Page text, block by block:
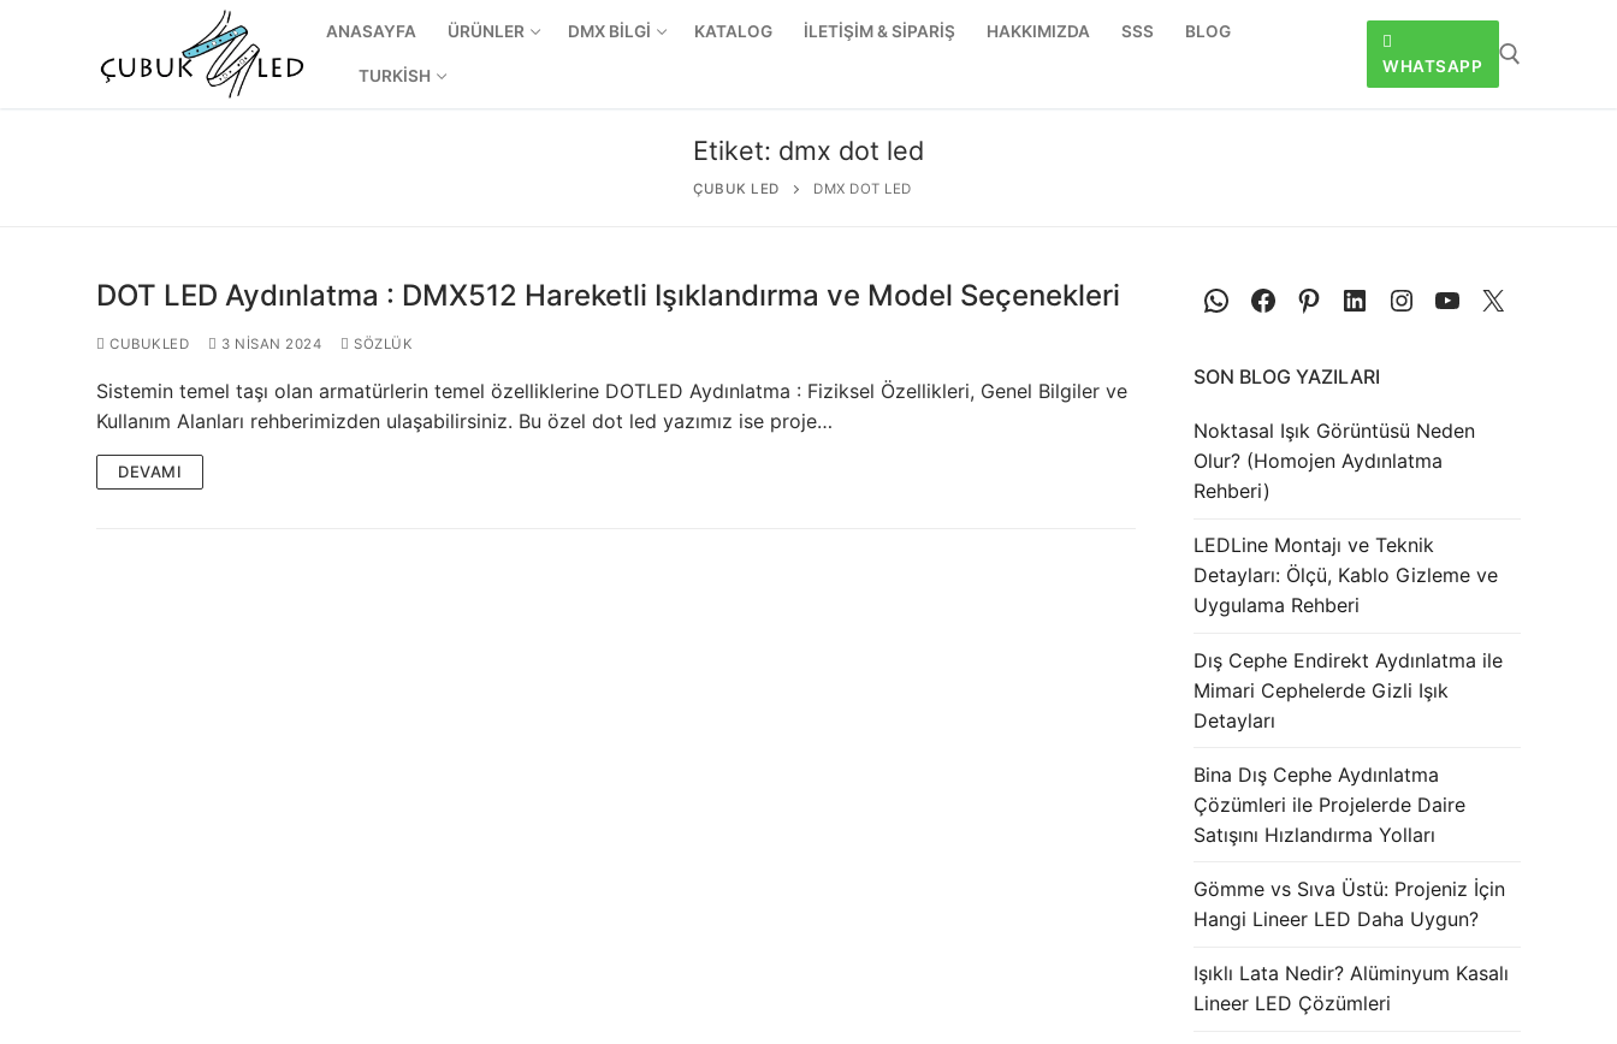
ANASAYFA ÜRÜNLER DMX BİLGİ KATALOG İLETİŞİM & SİPARİŞ HAKKIMIZDA SSS BLOG
TURKISH WHATSAPP
ANASAYFA
Etiket: dmx dot led
ÇUBUK LED DMX DOT LED
DOT LED Aydınlatma : DMX512 Hareketli Işıklandırma ve Model Seçenekleri
CUBUKLED 3 NISAN 2024 SÖZLÜK
Sistemin temel taşı olan armatürlerin temel özelliklerine DOTLED Aydınlatma : Fiziksel Özellikleri, Genel Bilgiler ve
Kullanım Alanları rehberimizden ulaşabilirsiniz. Bu özel dot led yazımız ise proje…
DEVAMI
SON BLOG YAZILARI
Noktasal Işık Görüntüsü Neden
Olur? (Homojen Aydınlatma
Rehberi)
LEDLine Montajı ve Teknik
Detayları: Ölçü, Kablo Gizleme ve
Uygulama Rehberi
Dış Cephe Endirekt Aydınlatma ile
Mimari Cephelerde Gizli Işık
Detayları
Bina Dış Cephe Aydınlatma
Çözümleri ile Projelerde Daire
Satışını Hızlandırma Yolları
Gömme vs Sıva Üstü: Projeniz İçin
Hangi Lineer LED Daha Uygun?
Işıklı Lata Nedir? Alüminyum Kasalı
Lineer LED Çözümleri